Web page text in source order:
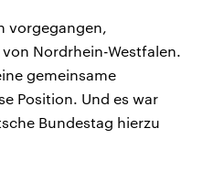
vorgegangen,
Nordrhein-Westfalen.
gemeinsame
Position. Und es war
Bundestag hierzu